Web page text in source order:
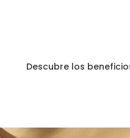
Descubre los